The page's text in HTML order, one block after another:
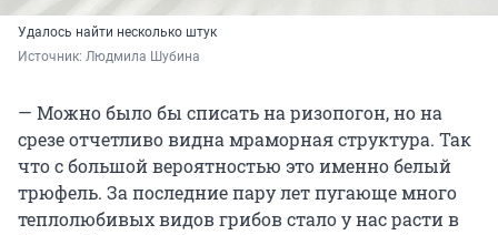
Удалось найти несколько штук
Источник: Людмила Шубина
— Можно было бы списать на ризопогон, но на
срезе отчетливо видна мраморная структура. Так
что с большой вероятностью это именно белый
трюфель. За последние пару лет пугающе много
теплолюбивых видов грибов стало у нас расти в